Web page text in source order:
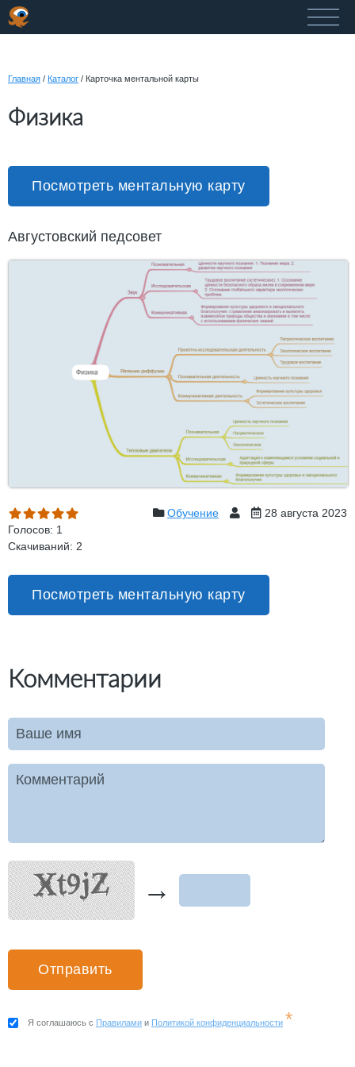
Главная / Каталог / Карточка ментальной карты
Физика
Посмотреть ментальную карту
Августовский педсовет
Голосов: 1
Скачиваний: 2
Обучение 28 августа 2023
Посмотреть ментальную карту
Комментарии
Ваше имя
Комментарий
→
Я соглашаюсь с Правилами и Политикой конфиденциальности *